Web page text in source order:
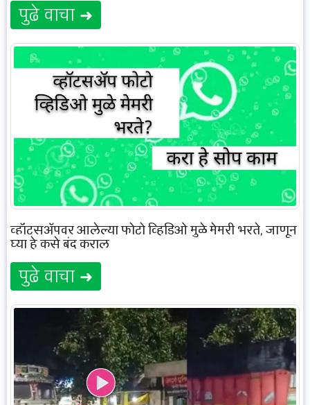
पुढे वाचा ➜
व्हॉट्सॲपवर आलेल्या फोटो व्हिडिओ मुळे मेमरी भरते, जाणून
घ्या हे कसे बंद कराल
पुढे वाचा ➜